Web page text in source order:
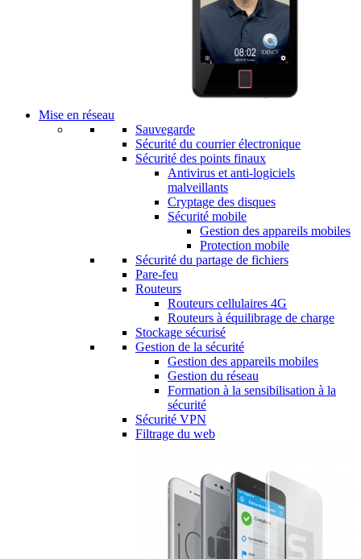
Mise en réseau
Sauvegarde
Sécurité du courrier électronique
Sécurité des points finaux
Antivirus et anti-logiciels
malveillants
Cryptage des disques
Sécurité mobile
Gestion des appareils mobiles
Protection mobile
Sécurité du partage de fichiers
Pare-feu
Routeurs
Routeurs cellulaires 4G
Routeurs à équilibrage de charge
Stockage sécurisé
Gestion de la sécurité
Gestion des appareils mobiles
Gestion du réseau
Formation à la sensibilisation à la
sécurité
Sécurité VPN
Filtrage du web